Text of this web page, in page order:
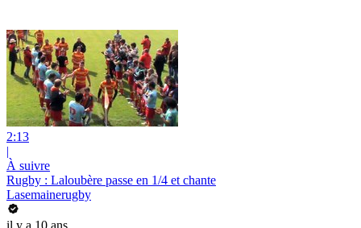
2:13
|
À suivre
Rugby : Laloubère passe en 1/4 et chante
Lasemainerugby